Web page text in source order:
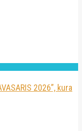
2026”, kura